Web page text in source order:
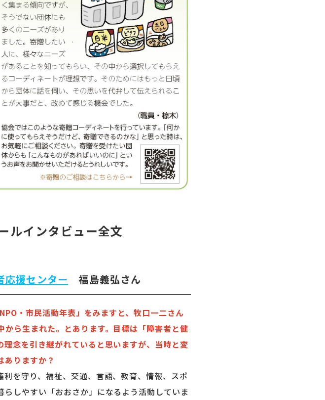
ルインタビュー全文
応援センター 福島義弘さん
・市民活動年表」をみますと、牧口一二さん
ら生まれた。とあります。目標は「障害者と健
念を引き継がれていると思いますが、当時と変
ありますか？
を守り、福祉、交通、言語、教育、情報、スポ
しやすい「おおさか」になるよう活動していま